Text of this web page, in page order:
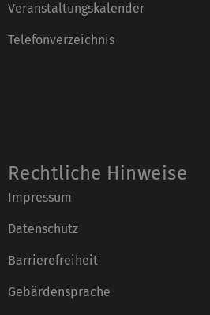
Veranstaltungskalender
Telefonverzeichnis
Rechtliche Hinweise
Impressum
Datenschutz
Barrierefreiheit
Gebärdensprache